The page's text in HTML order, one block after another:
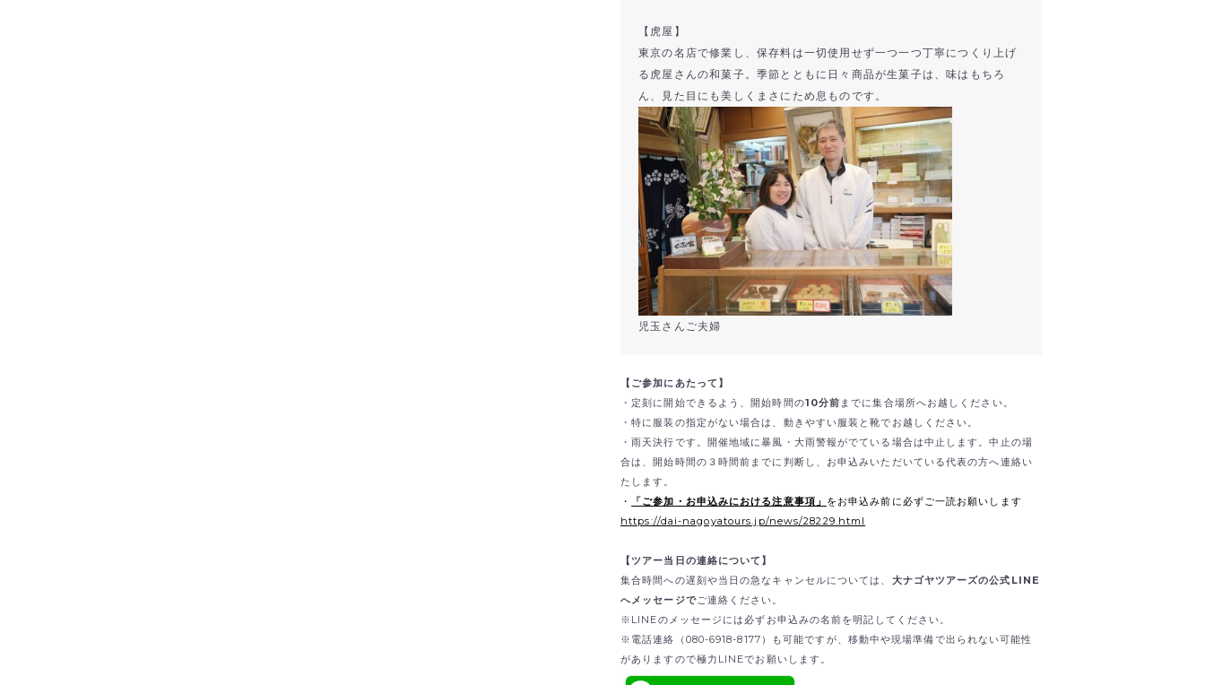
【虎屋】
東京の名店で修業し、保存料は一切使用せず一つ一つ丁寧につくり上げ
る虎屋さんの和菓子。季節とともに日々商品が生菓子は、味はもちろ
ん、見た目にも美しくまさにため息ものです。
児玉さんご夫婦
【ご参加にあたって】
・定刻に開始できるよう、開始時間の10分前 までに集合場所へお越しください。
・特に服装の指定がない場合は、動きやすい服装と靴でお越しください。
・雨天決行です。開催地域に暴風・大雨警報がでている場合は中止します。中止の場
合は、開始時間の３時間前までに判断し、お申込みいただいている代表の方へ連絡い
たします。
・
「ご参加・お申込みにおける注意事項」 をお申込み前に必ずご一読お願いします
https://dai-nagoyatours.jp/news/28229.html
【ツアー当日の連絡について】
集合時間への遅刻や当日の急なキャンセルについては、 大ナゴヤツアーズの公式LINE
へメッセージでご連絡ください。
※LINEのメッセージには必ずお申込みの名前を明記してください。
※電話連絡（080-6918-8177）も可能ですが、移動中や現場準備で出られない可能性
がありますので極力LINEでお願いします。